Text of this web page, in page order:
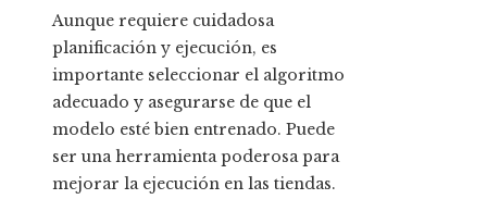
Aunque requiere cuidadosa
planificación y ejecución, es
importante seleccionar el algoritmo
adecuado y asegurarse de que el
modelo esté bien entrenado. Puede
ser una herramienta poderosa para
mejorar la ejecución en las tiendas.